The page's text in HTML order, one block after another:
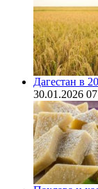
Дагестан в
30.01.2026